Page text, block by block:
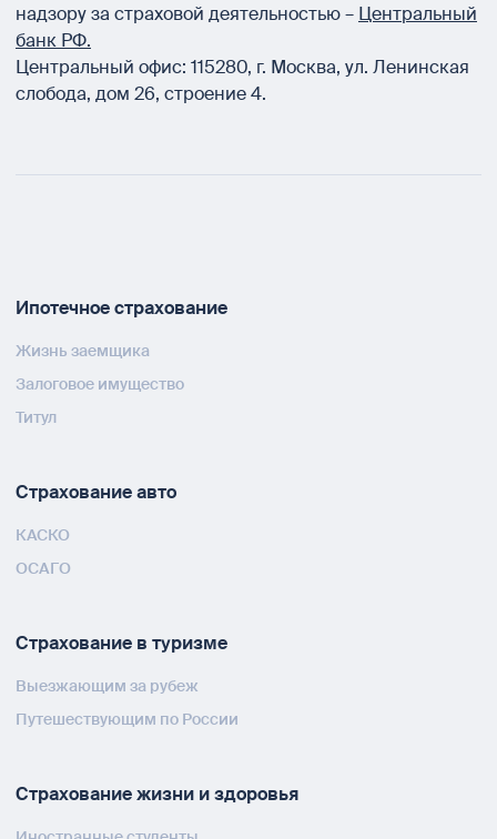
надзору за страховой деятельностью – Центральный
банк РФ.
Центральный офис: 115280, г. Москва, ул. Ленинская
слобода, дом 26, строение 4.
Ипотечное страхование
Жизнь заемщика
Залоговое имущество
Титул
Страхование авто
КАСКО
ОСАГО
Страхование в туризме
Выезжающим за рубеж
Путешествующим по России
Страхование жизни и здоровья